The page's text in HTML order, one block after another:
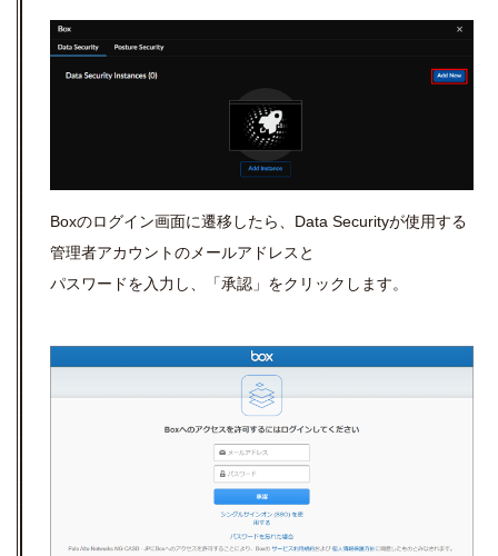
Boxのログイン画面に遷移したら、 Data Securityが使用する
管理者アカウントのメールアドレスと
パスワードを入力し、「承認」をクリックします。